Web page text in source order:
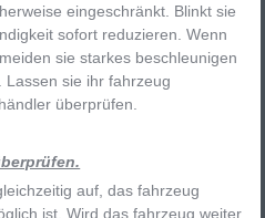
eingeschränkt. Blinkt sie
sofort reduzieren. Wenn
sie starkes beschleunigen
sie ihr fahrzeug
überprüfen.
auf, das fahrzeug
ist. Wird das fahrzeug weiter